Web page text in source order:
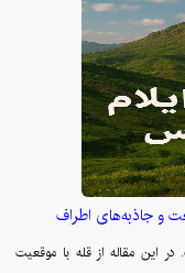
و جاذبه‌های اطراف
این مقاله از قله با موقعیت